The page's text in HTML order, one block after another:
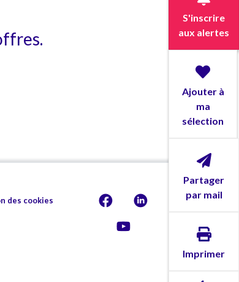
S'inscrire
aux alertes
Ajouter à
ma
sélection
Partager
par mail
Imprimer
des cookies